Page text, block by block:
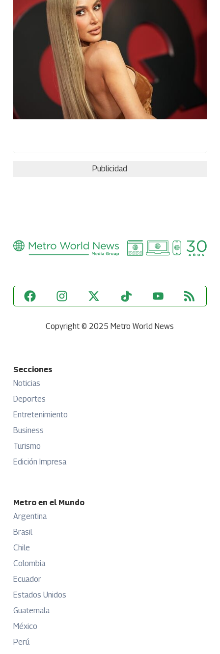
Publicidad
Copyright © 2025 Metro World News
Secciones
Noticias
Deportes
Entretenimiento
Business
Turismo
Edición Impresa
Metro en el Mundo
Argentina
Brasil
Chile
Colombia
Ecuador
Estados Unidos
Guatemala
México
Perú